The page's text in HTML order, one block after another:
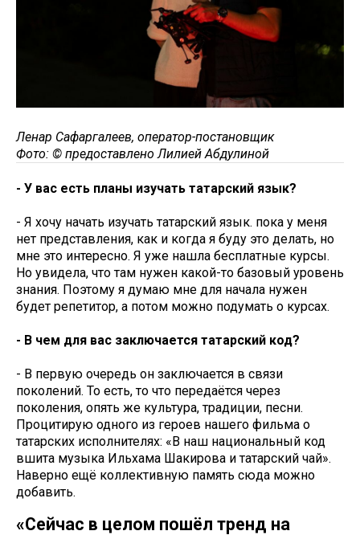
Ленар Сафаргалеев, оператор-постановщик
Фото: © предоставлено Лилией Абдулиной
- У вас есть планы изучать татарский язык?
- Я хочу начать изучать татарский язык. пока у меня
нет представления, как и когда я буду это делать, но
мне это интересно. Я уже нашла бесплатные курсы.
Но увидела, что там нужен какой-то базовый уровень
знания. Поэтому я думаю мне для начала нужен
будет репетитор, а потом можно подумать о курсах.
- В чем для вас заключается татарский код?
- В первую очередь он заключается в связи
поколений. То есть, то что передаётся через
поколения, опять же культура, традиции, песни.
Процитирую одного из героев нашего фильма о
татарских исполнителях: «В наш национальный код
вшита музыка Ильхама Шакирова и татарский чай».
Наверно ещё коллективную память сюда можно
добавить.
«Сейчас в целом пошёл тренд на